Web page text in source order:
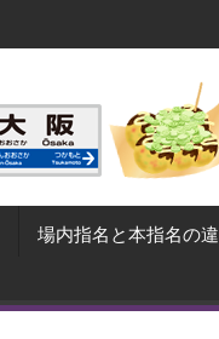
場内指名と本指名の